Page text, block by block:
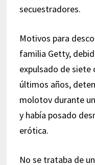
secuestradores.
Motivos para
familia Getty,
expulsado de
últimos años,
molotov durante
y había posado
erótica.
No se trataba de